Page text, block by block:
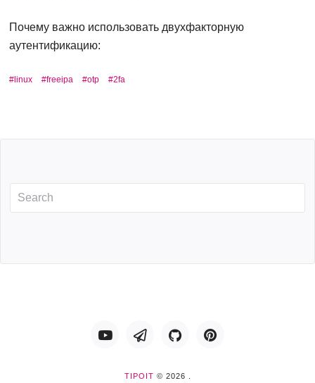
Почему важно использовать двухфакторную
аутентификацию:
linux freeipa otp 2fa
YoutubeTelegram GitHub
TIPOIT © 2026 .